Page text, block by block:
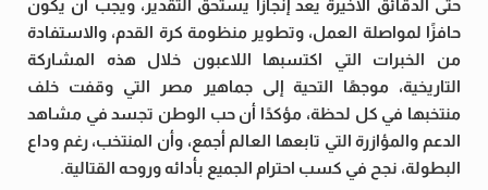
حتى الدقائق الأخيرة يعد إنجازًا يستحق التقدير، ويجب أن يكون
حافزًا لمواصلة العمل، وتطوير منظومة كرة القدم، والاستفادة
من الخبرات التي اكتسبها اللاعبون خلال هذه المشاركة
التاريخية، موجهًا التحية إلى جماهير مصر التي وقفت خلف
منتخبها في كل لحظة، مؤكدًا أن حب الوطن تجسد في مشاهد
الدعم والمؤازرة التي تابعها العالم أجمع، وأن المنتخب، رغم وداع
البطولة، نجح في كسب احترام الجميع بأدائه وروحه القتالية.